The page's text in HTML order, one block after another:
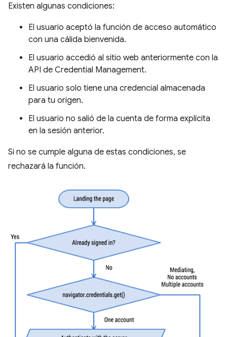
Existen algunas condiciones:
El usuario aceptó la función de acceso automático
con una cálida bienvenida.
El usuario accedió al sitio web anteriormente con la
API de Credential Management.
El usuario solo tiene una credencial almacenada
para tu origen.
El usuario no salió de la cuenta de forma explícita
en la sesión anterior.
Si no se cumple alguna de estas condiciones, se
rechazará la función.